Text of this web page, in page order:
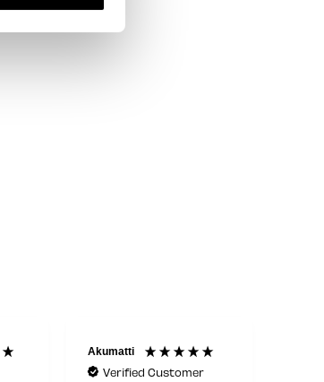
Reijo K
Verified Customer